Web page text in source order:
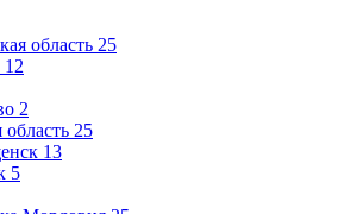
область 25
12
2
25
13
5